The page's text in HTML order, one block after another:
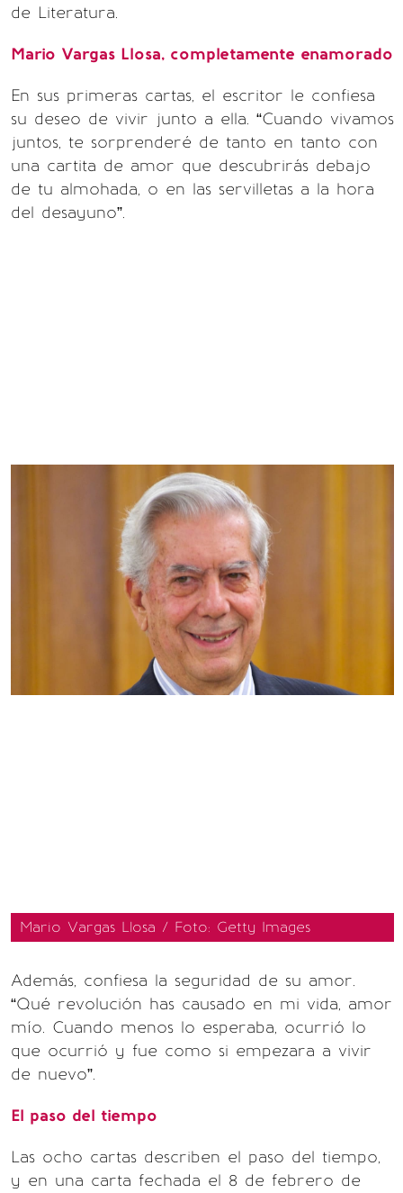
de Literatura.
Mario Vargas Llosa, completamente enamorado
En sus primeras cartas, el escritor le confiesa
su deseo de vivir junto a ella. “Cuando vivamos
juntos, te sorprenderé de tanto en tanto con
una cartita de amor que descubrirás debajo
de tu almohada, o en las servilletas a la hora
del desayuno”.
Mario Vargas Llosa / Foto: Getty Images
Además, confiesa la seguridad de su amor.
“Qué revolución has causado en mi vida, amor
mío. Cuando menos lo esperaba, ocurrió lo
que ocurrió y fue como si empezara a vivir
de nuevo”.
El paso del tiempo
Las ocho cartas describen el paso del tiempo,
y en una carta fechada el 8 de febrero de